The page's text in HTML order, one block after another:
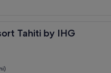
Tahiti by IHG
by IHG